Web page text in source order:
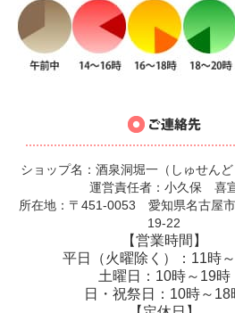
ショップ名：酒泉洞堀一（しゅせんど
運営責任者：小久保 喜
所在地：〒451-0053 愛知県名古屋
19-22
【営業時間】
平日（火曜除く）：11時
土曜日：10時～19時
日・祝祭日：10時～18